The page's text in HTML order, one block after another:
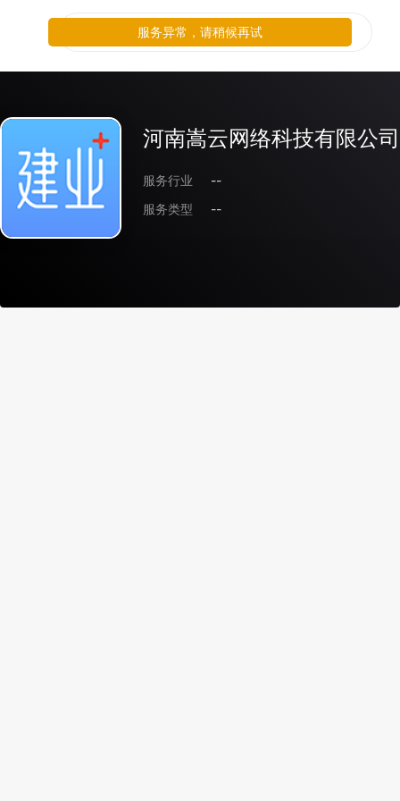
河南嵩云网络科技有限公司
服务行业
--
服务类型
--
服务异常，请稍候再试